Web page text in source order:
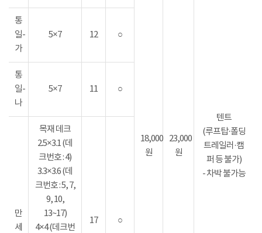
18,000
원
23,000
원
텐트
(루프탑·폴딩
트레일러·캠
퍼 등 불가)
- 차박 불가능
통
일-
가
5×7 12 ○
통
일-
나
5×7 11 ○
만
세
목재 데크
2.5×3.1 (데
크번호 : 4)
3.3×3.6 (데
크번호 : 5, 7,
9, 10,
13~17)
4×4 (데크번
17 ○